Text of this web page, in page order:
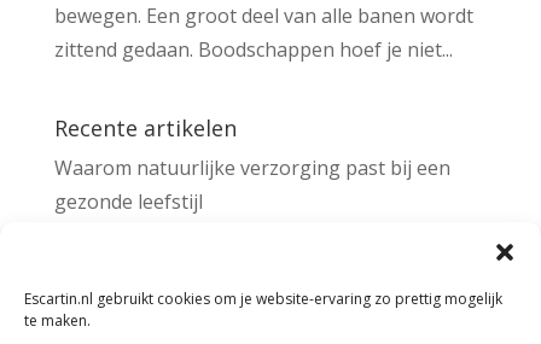
Escartin.nl gebruikt cookies om je website-ervaring zo prettig mogelijk
te maken.
bewegen. Een groot deel van alle banen wordt
zittend gedaan. Boodschappen hoef je niet...
Recente artikelen
Waarom natuurlijke verzorging past bij een
gezonde leefstijl